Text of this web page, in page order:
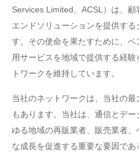
Services Limited、ACSL）は、
エンドソリューションを提供す
す。その使命を果たすために、
用サービスを地域で提供する経
トワークを維持しています。
当社のネットワークは、当社の
もあります。当社は、通信とデ
ゆる地域の再販業者、販売業者
な成長を促進する重要な要因であ